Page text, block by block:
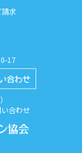
求
17
合わせ